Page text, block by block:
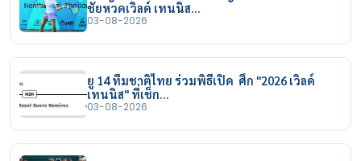
ชัยหวดเวิลด์ เทนนิส…
03-08-2026
ยู 14 ทีมชาติไทย ร่วมพิธีเปิด ศึก "2026 เวิลด์
เทนนิส" ที่เช็ก…
03-08-2026